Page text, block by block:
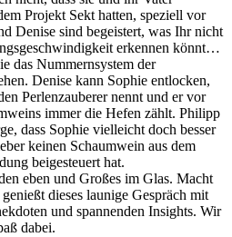
Projekt Sekt hatten, speziell vor
Denise sind begeistert, was Ihr nicht
erkennen könnt…
das Nummernsystem der
Denise kann Sophie entlocken,
Perlenzauberer nennt und er vor
immer die Hefen zählt. Philipp
dass Sophie vielleicht doch besser
keinen Schaumwein aus dem
beigesteuert hat.
eben und Großes im Glas. Macht
dieses launige Gespräch mit
und spannenden Insights. Wir
dabei.